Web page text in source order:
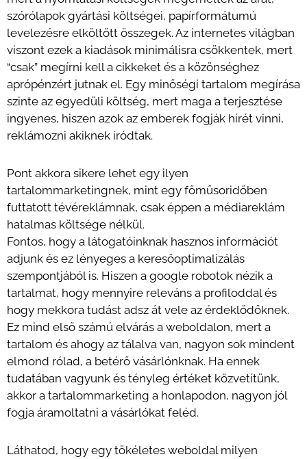
szórólapok gyártási költségei, papírformátumú
levelezésre elköltött összegek. Az internetes világban
viszont ezek a kiadások minimálisra csökkentek, mert
“csak” megírni kell a cikkeket és a közönséghez
aprópénzért jutnak el. Egy minőségi tartalom megírása
szinte az egyedüli költség, mert maga a terjesztése
ingyenes, hiszen azok az emberek fogják hírét vinni,
reklámozni akiknek íródtak.
Pont akkora sikere lehet egy ilyen
tartalommarketingnek, mint egy főműsoridőben
futtatott tévéreklámnak, csak éppen a médiareklám
hatalmas költsége nélkül.
Fontos, hogy a látogatóinknak hasznos információt
adjunk és ez lényeges a keresőoptimalizálás
szempontjából is. Hiszen a google robotok nézik a
tartalmat, hogy mennyire releváns a profiloddal és
hogy mekkora tudást adsz át vele az érdeklődőknek.
Ez mind első számú elvárás a weboldalon, mert a
tartalom és ahogy az tálalva van, nagyon sok mindent
elmond rólad, a betérő vásárlónknak. Ha ennek
tudatában vagyunk és tényleg értéket közvetítünk,
akkor a tartalommarketing a honlapodon, nagyon jól
fogja áramoltatni a vásárlókat feléd.
Láthatod, hogy egy tökéletes weboldal milyen